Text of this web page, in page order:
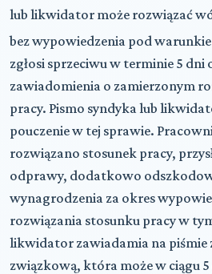
lub likwidator może rozwiązać
bez wypowiedzenia pod
zgłosi sprzeciwu w terminie 5
zawiadomienia o zamierzonym
pracy. Pismo syndyka lub
pouczenie w tej sprawie.
rozwiązano stosunek pracy,
odprawy, dodatkowo
wynagrodzenia za okres
rozwiązania stosunku pracy w
likwidator zawiadamia na piśmie
związkową, która może w ciągu